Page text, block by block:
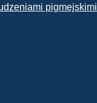
pigmejskimi